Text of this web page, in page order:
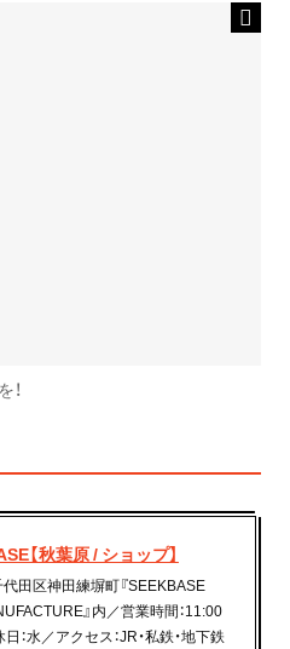
！
【秋葉原 / ショップ】
代田区神田練塀町『SEEKBASE
』内／営業時間：11:00
：水／アクセス：JR・私鉄・地下鉄